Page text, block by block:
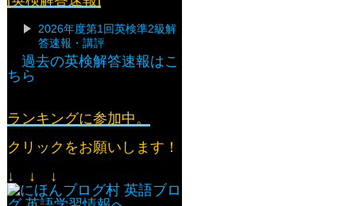
2026年度第1回英検準2級解
答速報・講評
過去の英検解答速報はこ
ちら
ランキングに参加中。
クリックをお願いします！
↓ ↓ ↓